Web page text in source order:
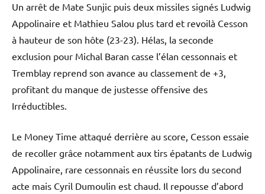
Un arrêt de Mate Sunjic puis deux missiles signés Ludwig
Appolinaire et Mathieu Salou plus tard et revoilà Cesson
à hauteur de son hôte (23-23). Hélas, la seconde
exclusion pour Michal Baran casse l’élan cessonnais et
Tremblay reprend son avance au classement de +3,
profitant du manque de justesse offensive des
Irréductibles.
Le Money Time attaqué derrière au score, Cesson essaie
de recoller grâce notamment aux tirs épatants de Ludwig
Appolinaire, rare cessonnais en réussite lors du second
acte mais Cyril Dumoulin est chaud. Il repousse d’abord